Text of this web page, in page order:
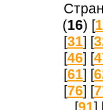
(16) [
[31] [
[46] [
[61] [
[76] [